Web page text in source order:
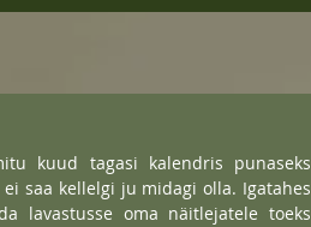
kuud tagasi kalendris punaseks
saa kellelgi ju midagi olla. Igatahes
lavastusse oma näitlejatele toeks